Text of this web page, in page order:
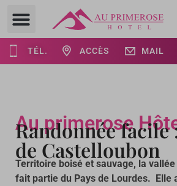
TÉL. ACCÈS MAIL
Au primerose
Randonnée facile
de Castelloubon
Territoire boisé et sauvage, la
fait partie du Pays de Lourdes. Elle